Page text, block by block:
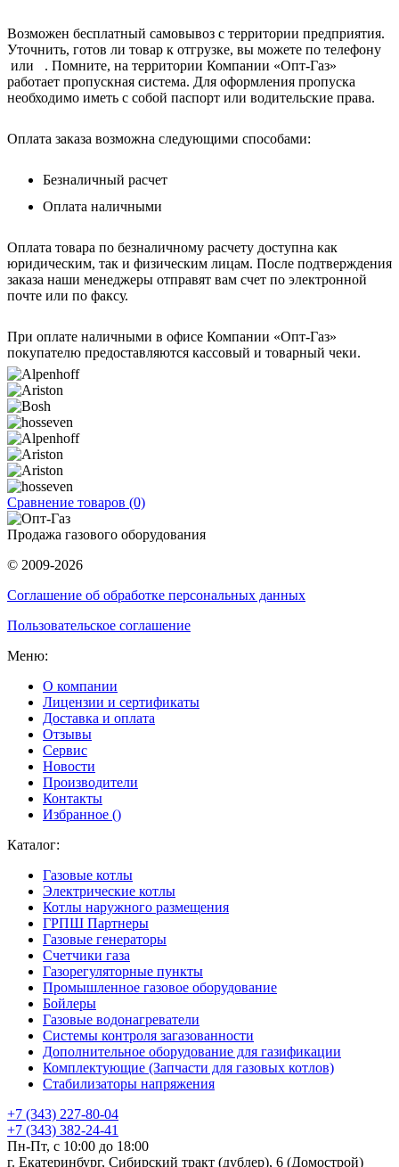
Возможен бесплатный самовывоз с территории предприятия.
Уточнить, готов ли товар к отгрузке, вы можете по телефону
или . Помните, на территории Компании «Опт-Газ»
работает пропускная система. Для оформления пропуска
необходимо иметь с собой паспорт или водительские права.
Оплата заказа возможна следующими способами:
Безналичный расчет
Оплата наличными
Оплата товара по безналичному расчету доступна как
юридическим, так и физическим лицам. После подтверждения
заказа наши менеджеры отправят вам счет по электронной
почте или по факсу.
При оплате наличными в офисе Компании «Опт-Газ»
покупателю предоставляются кассовый и товарный чеки.
Сравнение товаров (0)
Продажа газового оборудования
© 2009-2026
Соглашение об обработке персональных данных
Пользовательское соглашение
Меню:
О компании
Лицензии и сертификаты
Доставка и оплата
Отзывы
Сервис
Новости
Производители
Контакты
Избранное ()
Каталог:
Газовые котлы
Электрические котлы
Котлы наружного размещения
ГРПШ Партнеры
Газовые генераторы
Счетчики газа
Газорегуляторные пункты
Промышленное газовое оборудование
Бойлеры
Газовые водонагреватели
Системы контроля загазованности
Дополнительное оборудование для газификации
Комплектующие (Запчасти для газовых котлов)
Стабилизаторы напряжения
+7 (343) 227-80-04
+7 (343) 382-24-41
Пн-Пт, с 10:00 до 18:00
г. Екатеринбург, Сибирский тракт (дублер), 6 (Домострой)